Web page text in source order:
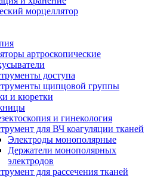
морцеллятор
артроскопические
доступа
щипцовой группы
и кюретки
и гинекология
для ВЧ коагуляции тканей
Электроды монополярные
Держатели монополярных
электродов
для рассечения тканей